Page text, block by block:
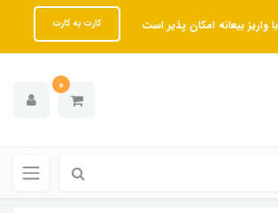
بیعانه امکان پذیر است کارت به کارت
0